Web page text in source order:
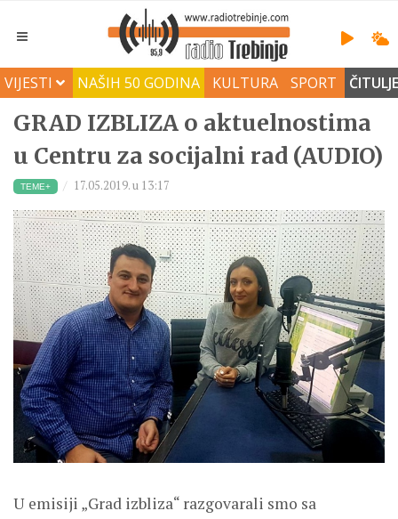
VIJESTI NAŠIH 50 GODINA KULTURA SPORT ČITULJE
GRAD IZBLIZA o aktuelnostima
u Centru za socijalni rad (AUDIO)
TEME+ 17.05.2019. u 13:17
U emisiji „Grad izbliza“ razgovarali smo sa